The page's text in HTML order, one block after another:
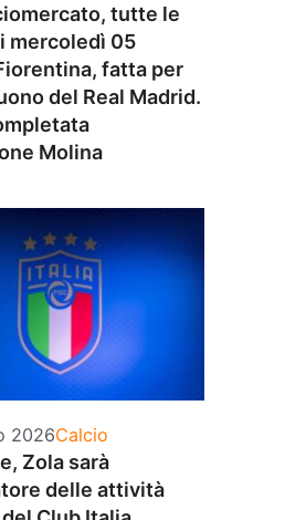
tutte le
mercoledì 05
fatta per
del Real Madrid.
Molina
2026Categorie
Calcio
Zola sarà
delle attività